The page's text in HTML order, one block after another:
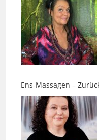
Ens-Massagen –